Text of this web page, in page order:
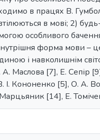
в працях В.
в мові; 2)
особливого
форма мови –
і навколишнім
Маслова [7], Е. Сепір
І. Кононенко [5], О. А.
[14], Е.